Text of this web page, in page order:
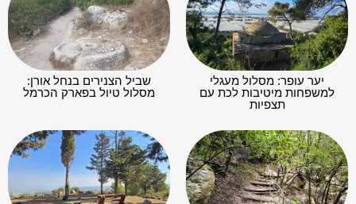
יער עופר: מסלול מעגלי
למשפחות מיטיבות לכת עם
תצפיות
שביל הצנירים בנחל אורן:
מסלול טיול בפארק הכרמל